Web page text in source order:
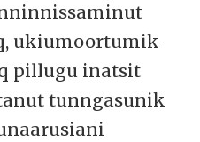
ukiumoortumik
pillugu inatsit
tunngasunik